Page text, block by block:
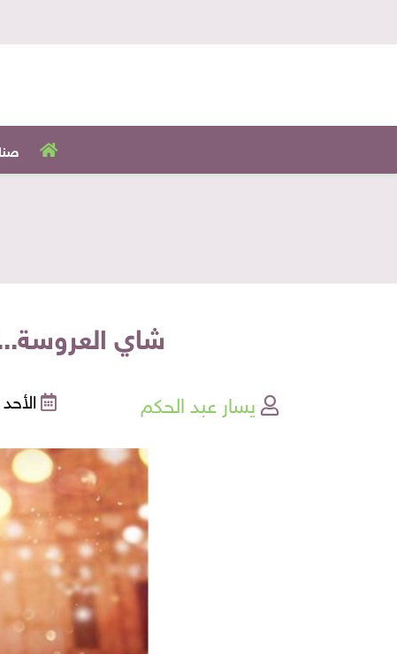
شاي
يسار عبد الحكم الأحد , 13-08-2023